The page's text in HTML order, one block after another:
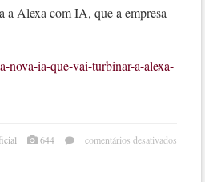
a Alexa com IA, que a empresa
nova-ia-que-vai-turbinar-a-alexa-
644 comentários desativados